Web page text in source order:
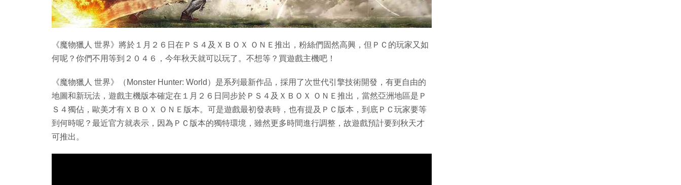
《魔物獵人 世界》將於１月２６日在ＰＳ４及ＸＢＯＸ ＯＮＥ推出，粉絲們固然高興，但ＰＣ的玩家又如
何呢？你們不用等到２０４６，今年秋天就可以玩了。不想等？買遊戲主機吧！
《魔物獵人 世界》（Monster Hunter: World）是系列最新作品，採用了次世代引擎技術開發，有更自由的
地圖和新玩法，遊戲主機版本確定在１月２６日同步於ＰＳ４及ＸＢＯＸ ＯＮＥ推出，當然亞洲地區是Ｐ
Ｓ４獨佔，歐美才有ＸＢＯＸ ＯＮＥ版本。可是遊戲最初發表時，也有提及ＰＣ版本，到底ＰＣ玩家要等
到何時呢？最近官方就表示，因為ＰＣ版本的獨特環境，雖然更多時間進行調整，故遊戲預計要到秋天才
可推出。